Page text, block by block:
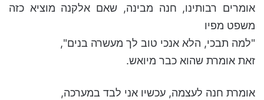
אומרים רבותינו, חנה מבינה, שאם אלקנה מוציא כזה
משפט מפיו
"למה תבכי, הלא אנכי טוב לך מעשרה בנים",
זאת אומרת שהוא כבר מיואש.
אומרת חנה לעצמה, עכשיו אני לבד במערכה,